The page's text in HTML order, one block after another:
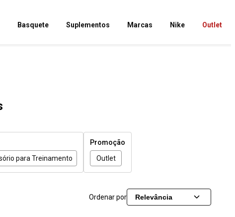
Basquete Suplementos Marcas Nike Outlet
para Treinamento
Promoção
Outlet
Ordenar por Relevância